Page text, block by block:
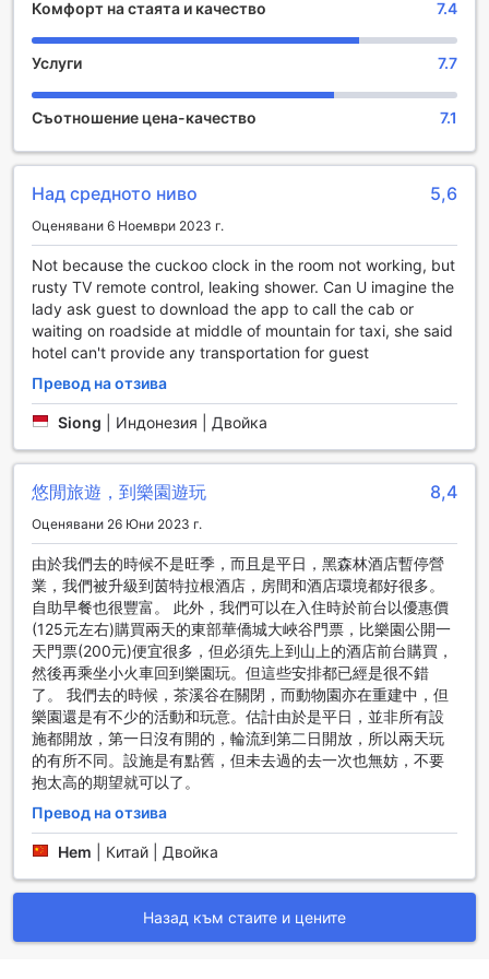
Oasis O.City Hotel предлага изключителни
незабравимо преживяване на своите гости. В уютния
бар можете да се насладите на разнообразие от
коктейли и напитки, докато релаксирате в стилна
обстановка. За онези, които търсят спокойствие и
професионални масажи, гореща вана, сауна и парна
баня, идеални за отпочиване след дълъг ден на
разглеждане на забележителности.
Гостите могат да се насладят и на красивия градински
комплекс, който предлага спокойно място за разходка
или медитация. Споделената зона за отдих и
телевизионен салон е чудесно място за социализиране
с други гости, докато подаръчният магазин предлага
уникални сувенири, които да отнесете у дома. Oasis
O.City Hotel е перфектното място за тези, които търсят
комбинация от развлечения и релакс.
Спортни съоръжения в Oasis O.City Hotel
Oasis O.City Hotel в Шeнжeн, Китай, предлага
изключителни спортни съоръжения, които ще задоволят
Гостите могат да се насладят на прекрасно
проектирания голф игрище, разположено на
територията на хотела, което предлага уникални
предизвикателства за начинаещи и опитни играчи.
Освен това, за любителите на тениса, хотелът разполага
с модерни тенис кортове, където можете да се
насладите на вълнуващи мачове с приятели или
семейство.
За тези, които предпочитат водни активности, Oasis
O.City Hotel предлага моторизирани водни спортове,
които осигуряват адреналин и забавление на водата.
Гостите могат да се освежат в открития басейн или да
се насладят на атракции в водния парк, който е
идеален за деца и възрастни. За любителите на
природата, хотелът предлага и живописни пешеходни
маршрути, които ви канят да откриете красивите
околности. За тези, които искат да поддържат форма,
уреди и тренировки, достъпни срещу допълнително
заплащане.
Комфорт на стаята и качество 7.4
Услуги 7.7
Съотношение цена-качество 7.1
Над средното ниво 5,6
Оценявани 6 Ноември 2023 г.
Not because the cuckoo clock in the room not working, but
rusty TV remote control, leaking shower. Can U imagine the
lady ask guest to download the app to call the cab or
waiting on roadside at middle of mountain for taxi, she said
hotel can't provide any transportation for guest
Превод на отзива
Siong Индонезия | Двойка
悠閒旅遊，到樂園遊玩 8,4
Оценявани 26 Юни 2023 г.
由於我們去的時候不是旺季，而且是平日，黑森林酒店暫停營
業，我們被升級到茵特拉根酒店，房間和酒店環境都好很多。
自助早餐也很豐富。 此外，我們可以在入住時於前台以優惠價
(125元左右)購買兩天的東部華僑城大峽谷門票，比樂園公開一
天門票(200元)便宜很多，但必須先上到山上的酒店前台購買，
然後再乘坐小火車回到樂園玩。但這些安排都已經是很不錯
了。 我們去的時候，茶溪谷在關閉，而動物園亦在重建中，但
樂園還是有不少的活動和玩意。估計由於是平日，並非所有設
施都開放，第一日沒有開的，輪流到第二日開放，所以兩天玩
的有所不同。設施是有點舊，但未去過的去一次也無妨，不要
抱太高的期望就可以了。
Превод на отзива
Hem Китай | Двойка
Назад към стаите и цените